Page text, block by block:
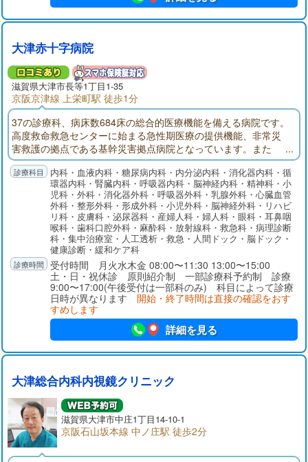
大津赤十字病院
滋賀県大津市長等1丁目1-35
京阪京津線 上栄町駅 徒歩1分
37の診療科、病床数684床の総合的医療機能を備える病院です。
高度救命救急センターに始まる急性期医療の提供機能、非常災
害救護の拠点である基幹災害拠点病院となっています。また
「地域医療支援病院」「がん診療連携拠点病院」の承認・指定
を受けています。内科・血液内科・糖尿病内科・内分泌内科・消化器内科・循
環器内科・腎臓内科・呼吸器内科・脳神経内科・精神科・小
児科・外科・消化器外科・呼吸器外科・乳腺外科・心臓血管
外科・整形外科・形成外科・小児外科・脳神経外科・リハビ
リ科・皮膚科・泌尿器科・産婦人科・婦人科・眼科・耳鼻咽
喉科・歯科口腔外科・麻酔科・放射線科・救急科・病理診断
科・集中治療室・人工透析・救急・人間ドック・脳ドック・
健康診断・緩和ケア科
受付時間 月火水木金 08:00〜11:30 13:00〜15:00
土・日・祝休診 原則紹介制 一部診療科予約制 診療
9:00〜17:00(午後受付は一部科のみ) 科目によって診療
日時が異なります 開始・終了時間は直接の確認をおす
すめします
詳細を見る
大津総合内科内視鏡クリニック
滋賀県大津市中庄1丁目14-10-1
京阪石山坂本線 中ノ庄駅 徒歩2分